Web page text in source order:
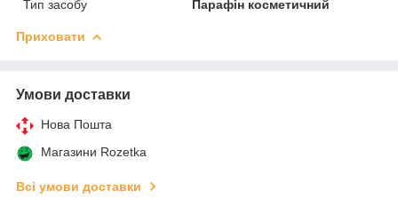
Тип засобу
Парафін косметичний
Приховати
Умови доставки
Нова Пошта
Магазини Rozetka
Всі умови доставки